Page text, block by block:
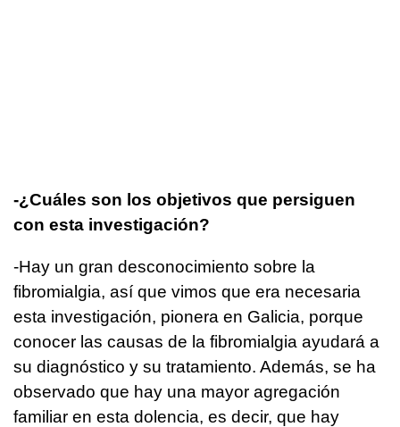
-¿Cuáles son los objetivos que persiguen
con esta investigación?
-Hay un gran desconocimiento sobre la
fibromialgia, así que vimos que era necesaria
esta investigación, pionera en Galicia, porque
conocer las causas de la fibromialgia ayudará a
su diagnóstico y su tratamiento. Además, se ha
observado que hay una mayor agregación
familiar en esta dolencia, es decir, que hay